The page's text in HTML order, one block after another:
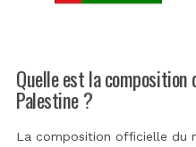
Quelle est la composition
Palestine ?
La composition officielle du